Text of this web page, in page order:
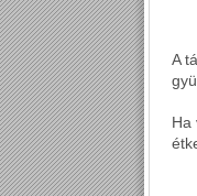
A
Ha